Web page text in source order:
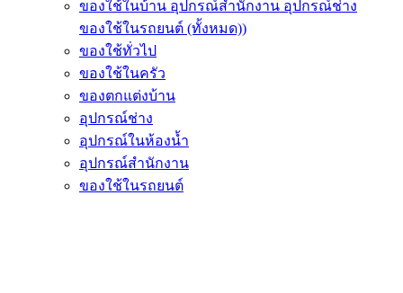
ของใช้ในบ้าน อุปกรณ์สำนักงาน อุปกรณ์ช่าง
ของใช้ในรถยนต์ (ทั้งหมด))
ของใช้ทั่วไป
ของใช้ในครัว
ของตกแต่งบ้าน
อุปกรณ์ช่าง
อุปกรณ์ในห้องน้ำ
อุปกรณ์สำนักงาน
ของใช้ในรถยนต์